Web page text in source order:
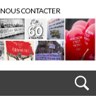
NOUS CONTACTER